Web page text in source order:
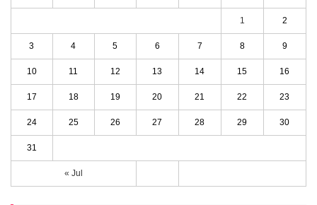
« Jul
1 2
3 4 5 6 7 8 9
10 11 12 13 14 15 16
17 18 19 20 21 22 23
24 25 26 27 28 29 30
31